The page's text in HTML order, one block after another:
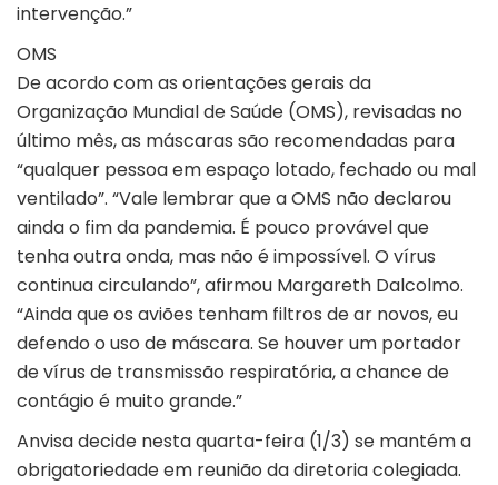
intervenção.”
OMS
De acordo com as orientações gerais da
Organização Mundial de Saúde (OMS), revisadas no
último mês, as máscaras são recomendadas para
“qualquer pessoa em espaço lotado, fechado ou mal
ventilado”. “Vale lembrar que a OMS não declarou
ainda o fim da pandemia. É pouco provável que
tenha outra onda, mas não é impossível. O vírus
continua circulando”, afirmou Margareth Dalcolmo.
“Ainda que os aviões tenham filtros de ar novos, eu
defendo o uso de máscara. Se houver um portador
de vírus de transmissão respiratória, a chance de
contágio é muito grande.”
Anvisa decide nesta quarta-feira (1/3) se mantém a
obrigatoriedade em reunião da diretoria colegiada.